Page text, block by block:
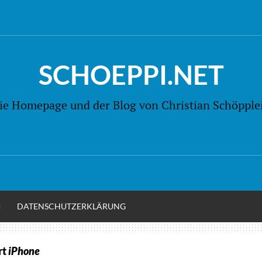
SCHOEPPI.NET
Homepage und der Blog von Christian
DATENSCHUTZERKLÄRUNG
iPhone